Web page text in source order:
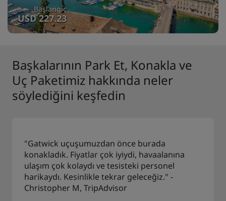
Başlangıç
USD 227.23
Başkalarının Park Et, Konakla ve
Uç Paketimiz hakkında neler
söylediğini keşfedin
"Gatwick uçuşumuzdan önce burada
konakladık. Fiyatlar çok iyiydi, havaalanına
ulaşım çok kolaydı ve tesisteki personel
harikaydı. Kesinlikle tekrar geleceğiz." -
Christopher M, TripAdvisor